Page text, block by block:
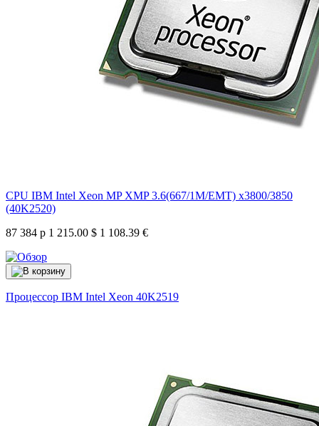
CPU IBM Intel Xeon MP XMP 3.6(667/1M/EMT) x3800/3850
(40K2520)
87 384 р 1 215.00 $ 1 108.39 €
Процессор IBM Intel Xeon 40K2519